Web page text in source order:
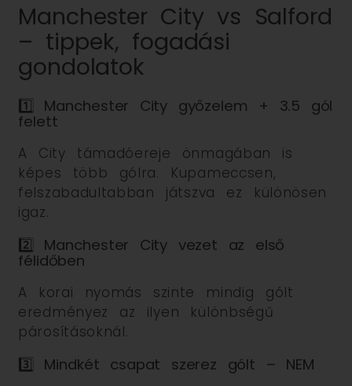
Manchester City vs Salford
– tippek, fogadási
gondolatok
1️⃣ Manchester City győzelem + 3.5 gól
felett
A City támadóereje önmagában is
képes több gólra. Kupameccsen,
felszabadultabban játszva ez különösen
igaz.
2️⃣ Manchester City vezet az első
félidőben
A korai nyomás szinte mindig gólt
eredményez az ilyen különbségű
párosításoknál.
3️⃣ Mindkét csapat szerez gólt – NEM